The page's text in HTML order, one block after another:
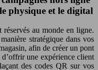
physique et le digital
au monde en ligne.
stratégique dans vos
afin de créer un pont
une expérience client
des codes QR sur vos